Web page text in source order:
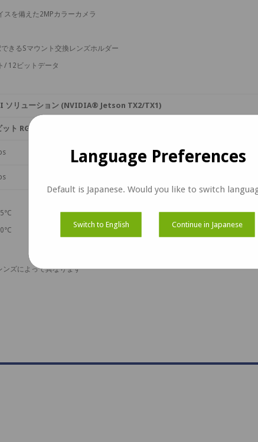
スを備えた2MPカラーカメラ
きるSマウント交換レンズホルダー
/ 12ビットデータ
ソリューション (NVIDIA® Jetson TX2/TX1)
ト RGB
120 fps
ズによって異なります
Language Preferences
Default is Japanese. Would you like to switch
Switch to English Continue in Japanese